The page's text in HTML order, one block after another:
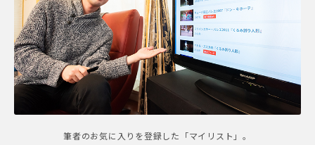
筆者のお気に入りを登録した「マイリスト」。